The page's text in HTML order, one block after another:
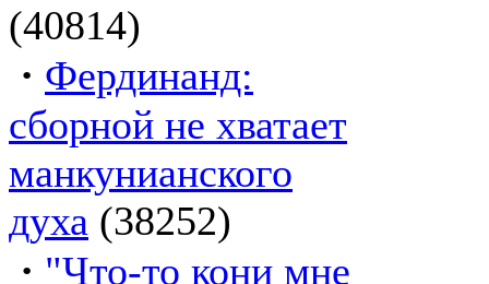
(40814)
· Фердинанд:
сборной не хватает
манкунианского
духа (38252)
· "Что-то кони мне